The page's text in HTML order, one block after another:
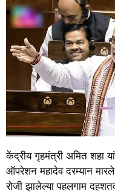
केंद्रीय गृहमंत्री अमित शहा
ऑपरेशन महादेव दरम्यान
रोजी झालेल्या पहलगाम